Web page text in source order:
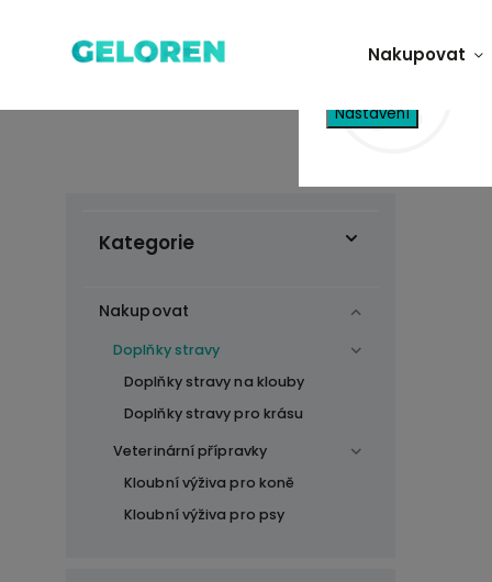
Tento web
vyjadřujete
Nastavení
Nakupovat
Kategorie
Nakupovat
Doplňky stravy
Doplňky stravy na klouby
Doplňky stravy pro krásu
Veterinární přípravky
Kloubní výživa pro koně
Kloubní výživa pro psy